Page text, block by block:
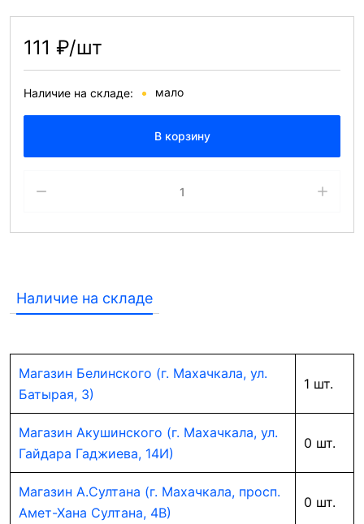
111 ₽/шт
Наличие на складе: мало
В корзину
Наличие на складе
Магазин Белинского (г. Махачкала, ул.
Батырая, 3)
1 шт.
Магазин Акушинского (г. Махачкала, ул.
Гайдара Гаджиева, 14И)
0 шт.
Магазин А.Султана (г. Махачкала, просп.
Амет-Хана Султана, 4В)
0 шт.